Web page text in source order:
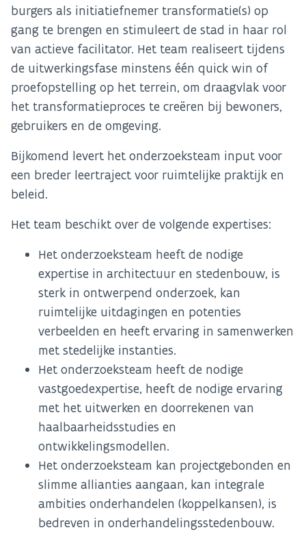
burgers als initiatiefnemer transformatie(s) op
gang te brengen en stimuleert de stad in haar rol
van actieve facilitator. Het team realiseert tijdens
de uitwerkingsfase minstens één quick win of
proefopstelling op het terrein, om draagvlak voor
het transformatieproces te creëren bij bewoners,
gebruikers en de omgeving.
Bijkomend levert het onderzoeksteam input voor
een breder leertraject voor ruimtelijke praktijk en
beleid.
Het team beschikt over de volgende expertises:
Het onderzoeksteam heeft de nodige
expertise in architectuur en stedenbouw, is
sterk in ontwerpend onderzoek, kan
ruimtelijke uitdagingen en potenties
verbeelden en heeft ervaring in samenwerken
met stedelijke instanties.
Het onderzoeksteam heeft de nodige
vastgoedexpertise, heeft de nodige ervaring
met het uitwerken en doorrekenen van
haalbaarheidsstudies en
ontwikkelingsmodellen.
Het onderzoeksteam kan projectgebonden en
slimme allianties aangaan, kan integrale
ambities onderhandelen (koppelkansen), is
bedreven in onderhandelingsstedenbouw.